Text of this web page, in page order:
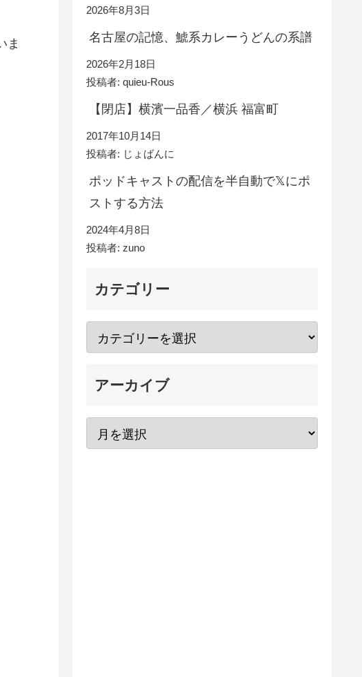
ま
2026年8月3日
名古屋の記憶、鯱系カレーうどんの系譜
2026年2月18日
投稿者: quieu-Rous
【閉店】横濱一品香／横浜 福富町
2017年10月14日
投稿者: じょばんに
ポッドキャストの配信を半自動で𝕏にポ
ストする方法
2024年4月8日
投稿者: zuno
カテゴリー
アーカイブ